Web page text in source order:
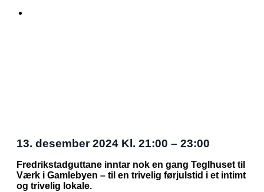
13. desember 2024 Kl. 21:00 – 23:00
Fredrikstadguttane inntar nok en gang Teglhuset til
Værk i Gamlebyen – til en trivelig førjulstid i et intimt
og trivelig lokale.